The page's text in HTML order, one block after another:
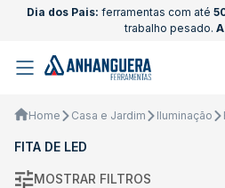
Dia dos Pais: ferramentas com até
trabalho pesado.
Home Casa e Jardim Iluminação
FITA DE LED
MOSTRAR FILTROS